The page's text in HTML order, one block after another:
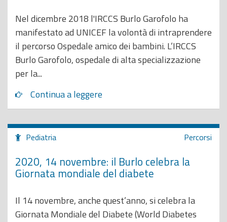
Nel dicembre 2018 l'IRCCS Burlo Garofolo ha
manifestato ad UNICEF la volontà di intraprendere
il percorso Ospedale amico dei bambini. L’IRCCS
Burlo Garofolo, ospedale di alta specializzazione
per la...
Continua a leggere
Pediatria Percorsi
2020, 14 novembre: il Burlo celebra la
Giornata mondiale del diabete
Il 14 novembre, anche quest’anno, si celebra la
Giornata Mondiale del Diabete (World Diabetes